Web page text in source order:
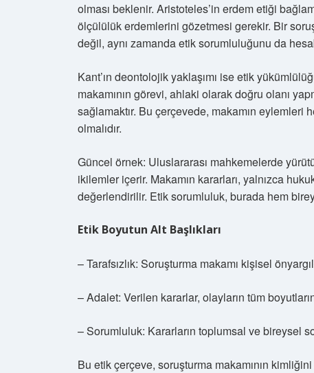
olması beklenir. Aristoteles’in erdem etiği
ölçülülük erdemlerini gözetmesi gerekir. Bir
değil, aynı zamanda etik sorumluluğunu da
Kant’ın deontolojik yaklaşımı ise etik
makamının görevi, ahlaki olarak doğru olanı
sağlamaktır. Bu çerçevede, makamın
olmalıdır.
Güncel örnek: Uluslararası mahkemelerde
ikilemler içerir. Makamın kararları, yalnızca
değerlendirilir. Etik sorumluluk, burada hem
Etik Boyutun Alt Başlıkları
– Tarafsızlık: Soruşturma makamı kişisel
– Adalet: Verilen kararlar, olayların tüm
– Sorumluluk: Kararların toplumsal ve bireysel
Bu etik çerçeve, soruşturma makamının